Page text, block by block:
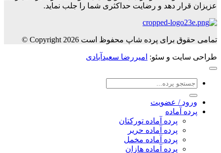
عزیزان قرار دهد و رضایت حداکثری شما را جلب نماید.
تمامی حقوق برای پرده شاپ محفوظ است Copyright 2026 ©
طراحی سایت و سئو:امیررضا سعیدآبادی
جستجو
ورود / عضویت
پرده آماده
پرده آماده تورکتان
پرده آماده حریر
پرده آماده مخمل
پرده آماده هازان